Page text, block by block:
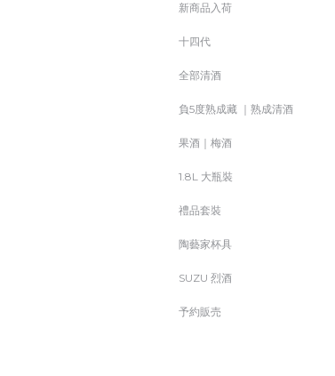
新商品入荷
十四代
全部清酒
負5度熟成藏 ｜熟成清酒
果酒｜梅酒
1.8L 大瓶裝
禮品套裝
陶藝家杯具
SUZU 烈酒
予約販売